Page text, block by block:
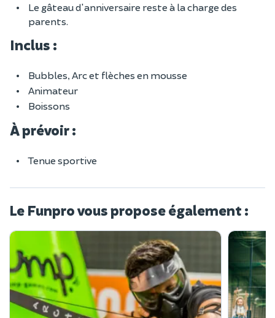
Le gâteau d'anniversaire reste à la charge des
parents.
Inclus :
Bubbles, Arc et flèches en mousse
Animateur
Boissons
À prévoir :
Tenue sportive
Le Funpro vous propose également :